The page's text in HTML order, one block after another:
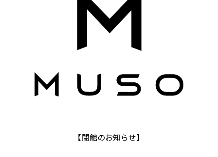
【閉館のお知らせ】